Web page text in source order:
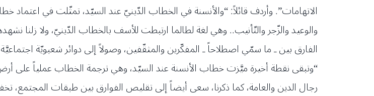
الاتهامات”. وأردف قائلاً: “والأنسنة في الخطاب الدّينيّ عند السيّد، تمثّلت في اعتماد
والوعيد والزّجر والتّأنيب.. وهي لغة لطالما ارتبطت للأسف بالخطاب الدّينيّ، ولا
الفارق بين ـ ما سمّي اصطلاحاً ـ المفكّرين والمثقّفين، وصولاً إلى دوائر شعبويّة
“وتبقى نقطة أخيرة ميَّزت خطاب الأنسنة عند السيّد، وهي ترجمة الخطاب عملياً على
رجال الدين والعامة، كما ذكرنا، سعى أيضاً إلى تقليص الفوارق بين طبقات المجتمع،